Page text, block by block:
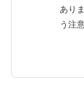
あり
う注